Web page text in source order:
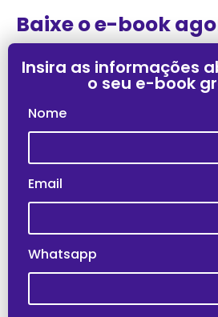
Baixe o e-book
Insira as informações
o seu e-book
Nome
Email
Whatsapp